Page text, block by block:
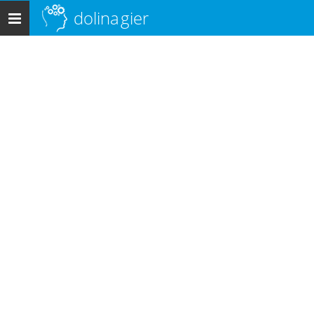
Menu
główne
dolinagier